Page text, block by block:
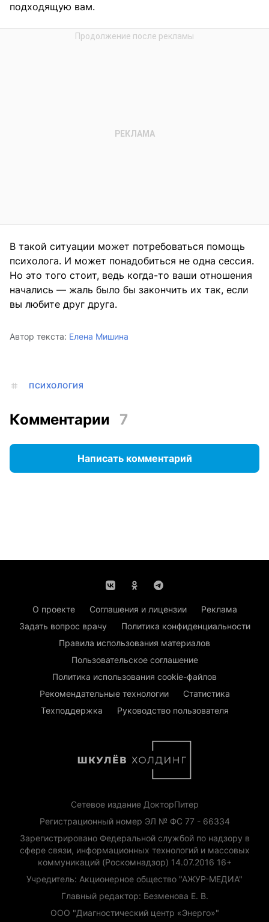
подходящую вам.
В такой ситуации может потребоваться помощь
психолога. И может понадобиться не одна сессия.
Но это того стоит, ведь когда-то ваши отношения
начались — жаль было бы закончить их так, если
вы любите друг друга.
Автор текста: Елена Мишина
ПСИХОЛОГИЯ
Комментарии 7
Написать комментарий
О проекте Соглашения и лицензии
Реклама
Задать вопрос врачу
Политика конфиденциальности
Правила использования материалов
Пользовательское соглашение
Политика использования cookie-файлов
Рекомендательные технологии
Статистика
Техподдержка
Руководство пользователя
Сетевое издание ДокторПитер
Регистрационный номер ЭЛ № ФС 77 - 66334
Зарегистрировано Федеральной службой по надзору в
сфере связи, информационных технологий и массовых
коммуникаций (Роскомнадзор) 14.07.2016 16+
Учредитель: Акционерное общество "АЖУР-МЕДИА"
Главный редактор: Безменова Е. В.
ООО "Диагностический центр «Энерго»"